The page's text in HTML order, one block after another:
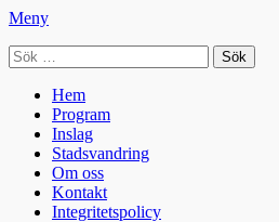
Meny
Seniorradion
Sök
efter:
Primär
meny
Hoppa
innehåll
Hem
Program
Inslag
Stadsvandring
Om oss
Kontakt
Integritetspolicy